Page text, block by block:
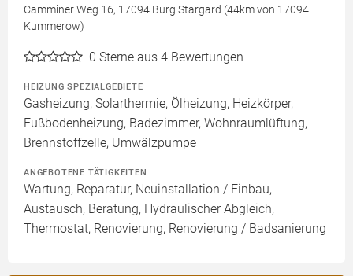
Camminer Weg 16, 17094 Burg Stargard (44km von 17094
Kummerow)
0 Sterne aus 4 Bewertungen
HEIZUNG SPEZIALGEBIETE
Gasheizung, Solarthermie, Ölheizung, Heizkörper,
Fußbodenheizung, Badezimmer, Wohnraumlüftung,
Brennstoffzelle, Umwälzpumpe
ANGEBOTENE TÄTIGKEITEN
Wartung, Reparatur, Neuinstallation / Einbau,
Austausch, Beratung, Hydraulischer Abgleich,
Thermostat, Renovierung, Renovierung / Badsanierung